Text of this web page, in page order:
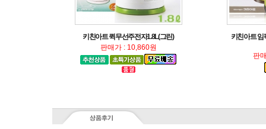
키친아트 퀵무선주전자1.8L(그린)
판매가 : 10,860원
판